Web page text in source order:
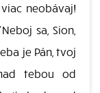
neobávaj!
sa, Sion,
je Pán, tvoj
tebou od